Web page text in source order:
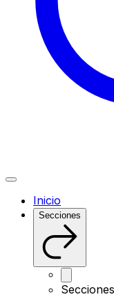
Inicio
Secciones
Secciones